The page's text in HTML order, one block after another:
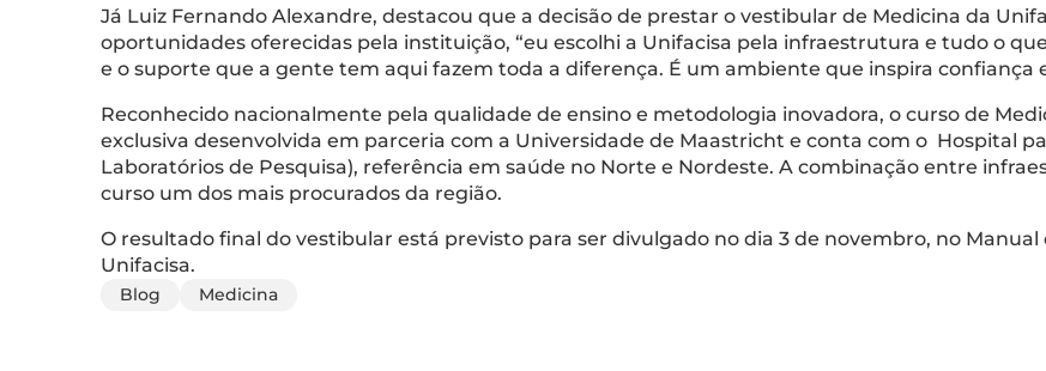
Já Luiz Fernando Alexandre, destacou que a decisão de prestar o vestibular de Medicina da
oportunidades oferecidas pela instituição, “eu escolhi a Unifacisa pela infraestrutura e tudo o
e o suporte que a gente tem aqui fazem toda a diferença. É um ambiente que inspira confiança
Reconhecido nacionalmente pela qualidade de ensino e metodologia inovadora, o curso de
exclusiva desenvolvida em parceria com a Universidade de Maastricht e conta com o Hospital
Laboratórios de Pesquisa), referência em saúde no Norte e Nordeste. A combinação entre
curso um dos mais procurados da região.
O resultado final do vestibular está previsto para ser divulgado no dia 3 de novembro, no
Unifacisa.
Blog Medicina